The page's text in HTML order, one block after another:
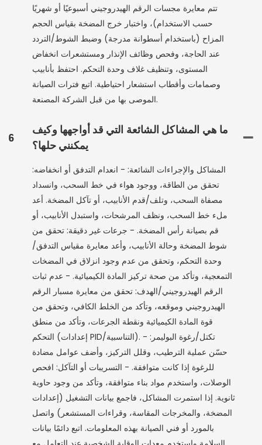
تتم معايرة مجسات الرقم الهيدروجيني أسبوعيًا أو شهريًا
حسب الاستخدام)، واختبار خرج المضخة بقياس الحجم
المزاح (باستخدام أسطوانة مدرجة) وضبط الشوط/التردد
عند الحاجة، وفحص وظائف الإنذار ومستشعرات انخفاض
المستوى، وتنظيف غلاف وحدة التحكم. احتفظ بأنابيب
وصمامات وأقطاب استشعار احتياطية. اتبع فترات الصيانة
الموصى بها من قبل الشركة المصنعة.
6
ما هي المشاكل الشائعة التي قد أواجهها وكيف
يمكنني حلها؟
المشاكل والإجراءات الشائعة: - انعدام التدفق أو انخفاضه:
تحقق من الطاقة، ووجود هواء في خط السحب، وانسداد
مصفاة السحب، وتلف/قدم الأنابيب، أو تآكل المضخة. أعد
ملء خط السحب، ونظف المرشحات، واستبدل الأنابيب، أو
قم بصيانة رأس المضخة. - جرعات غير دقيقة: تحقق من
شوط المضخة وحالة الأنابيب، وأعد معايرة مقياس التدفق/
وحدة التحكم، وتحقق من عدم وجود انزلاق في المضخات
التمعجية، وتأكد من صحة تركيز المادة الكيميائية. - عدم ثبات
الرقم الهيدروجيني/الهدف: تحقق من معايرة مسبار الرقم
الهيدروجيني وموقعه، وتأكد من الخلط الكافي، وتحقق من
قوة المادة الكيميائية ونقطة الجرعات، وتأكد من منطق
التحكم (إعدادات PID/التناسبية). - تكتل/رغوة البوليمر:
حسّن عملية الترطيب، وقلل التركيز، وأضف عوامل مضادة
للرغوة إذا كانت متوافقة. - التسريبات أو التآكل: افحص
الوصلات، واستخدم مواد بناء متوافقة، وتأكد من وجود حاوية
ثانوية. إذا استمرت المشاكل، فاجمع بيانات التشغيل (إعدادات
المضخة، والمخرجات المقاسة، وقراءات المستشعر) واتصل
بالمورد أو فني الصيانة بهذه المعلومات. اتبع دائمًا بيانات